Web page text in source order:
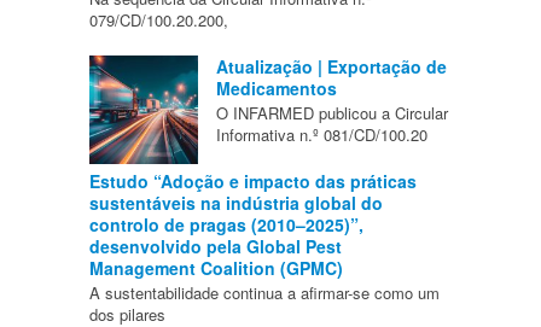
079/CD/100.20.200,
Atualização | Exportação de
Medicamentos
O INFARMED publicou a Circular
Informativa n.º 081/CD/100.20
Estudo “Adoção e impacto das práticas
sustentáveis na indústria global do
controlo de pragas (2010–2025)”,
desenvolvido pela Global Pest
Management Coalition (GPMC)
A sustentabilidade continua a afirmar-se como um
dos pilares